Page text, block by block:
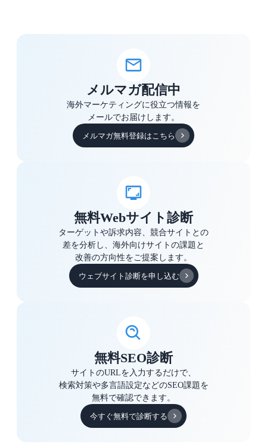
メルマガ配信中
海外マーケティングに役立つ情報を
メールでお届けします。
メルマガ無料登録はこちら
無料Webサイト診断
ターゲットや訴求内容、競合サイトとの
差を分析し、海外向けサイトの課題と
改善の方向性をご提案します。
ウェブサイト診断を申し込む
無料SEO診断
サイトのURLを入力するだけで、
検索対策や多言語設定などのSEO課題を
無料で確認できます。
今すぐ無料で診断する